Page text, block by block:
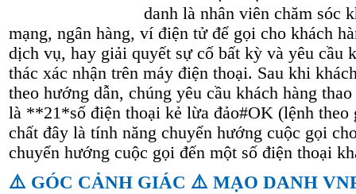
danh là nhân viên chăm sóc
mạng, ngân hàng, ví điện tử để gọi cho khách
dịch vụ, hay giải quyết sự cố bất kỳ và yêu cầu
thác xác nhận trên máy điện thoại. Sau khi
theo hướng dẫn, chúng yêu cầu khách hàng
là **21*số điện thoại kẻ lừa đảo#OK (lệnh theo
chất đây là tính năng chuyển hướng cuộc gọi
chuyển hướng cuộc gọi đến một số điện thoại
⚠️ GÓC CẢNH GIÁC ⚠️ MẠO DANH